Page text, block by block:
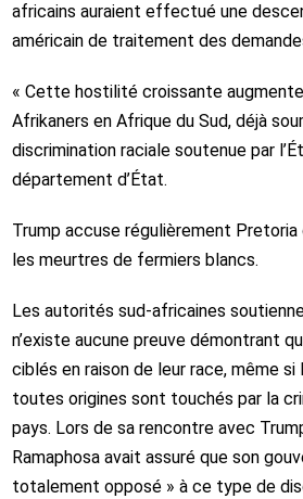
africains auraient effectué une
américain de traitement des
« Cette hostilité croissante
Afrikaners en Afrique du Sud, déjà
discrimination raciale soutenue par
département d’État.
Trump accuse régulièrement
les meurtres de fermiers blancs.
Les autorités sud-africaines
n’existe aucune preuve démontrant
ciblés en raison de leur race, même
toutes origines sont touchés par la
pays. Lors de sa rencontre avec
Ramaphosa avait assuré que son
totalement opposé » à ce type de